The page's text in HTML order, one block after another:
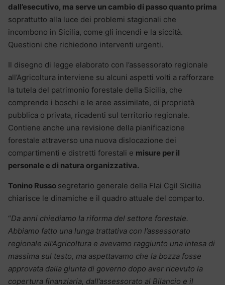
dall’esecutivo, ma serve un cambio di passo quanto prima
soprattutto alla luce dei problemi stagionali che
incombono in Sicilia, come gli incendi e la siccità.
Questioni che richiedono interventi urgenti.
Il disegno di legge elaborato con l’assessorato regionale
all’Agricoltura interviene su alcuni aspetti volti a rafforzare
la tutela del patrimonio forestale della Sicilia, che
comprende i boschi e le aree assimilate, di proprietà
pubblica o privata, ricadenti sul territorio regionale.
Contiene anche una revisione della pianificazione
forestale attraverso una nuova dislocazione dei
compartimenti e distretti forestali e misure per il
personale e di natura organizzativa.
Tonino Russo segretario generale della Flai Cgil Sicilia
chiarisce le dinamiche e il quadro attuale del comparto.
“Da anni chiediamo la riforma del settore forestale.
Abbiamo fatto una lunga trattativa con l’assessorato
regionale all’Agricoltura e avevamo raggiunto una intesa di
massima sul testo, ma aspettavamo che la bozza fosse
approvata dalla giunta di governo dopo aver ricevuto la
copertura finanziaria, dall’assessorato al Bilancio e il